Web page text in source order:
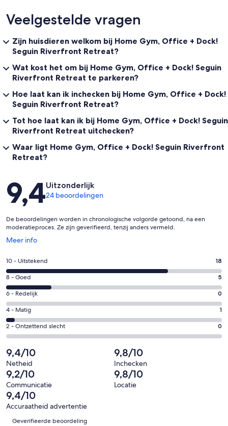
Veelgestelde vragen
Zijn huisdieren welkom bij Home Gym, Office + Dock!
Seguin Riverfront Retreat?
Wat kost het om bij Home Gym, Office + Dock! Seguin
Riverfront Retreat te parkeren?
Hoe laat kan ik inchecken bij Home Gym, Office + Dock!
Seguin Riverfront Retreat?
Tot hoe laat kan ik bij Home Gym, Office + Dock! Seguin
Riverfront Retreat uitchecken?
Waar ligt Home Gym, Office + Dock! Seguin Riverfront
Retreat?
Beoordelingen
9,4Uitzonderlijk
24 beoordelingen
De beoordelingen worden in chronologische volgorde getoond, na een
moderatieproces. Ze zijn geverifieerd, tenzij anders vermeld.
Meer info
Opent
een
nieuw
venster
Gastenscore:
10
-
Uitstekend.
18
van
24
beoordelingen
10 - Uitstekend 18
Gastenscore:
8
-
Goed.
5
van
beoordelingen
8 - Goed 5
Gastenscore:
6
-
Redelijk.
0
van
24
beoordelingen
6 - Redelijk 0
Gastenscore:
4
-
1
van
24
beoordelingen
4 - Matig 1
Gastenscore:
2
-
Ontzettend
slecht.
0
van
24
2 - Ontzettend slecht 0
9,4/10
Netheid
9,8/10
Inchecken
9,2/10
Communicatie
9,8/10
Locatie
9,4/10
Accuraatheid advertentie
Beoordelingen
Geverifieerde beoordeling